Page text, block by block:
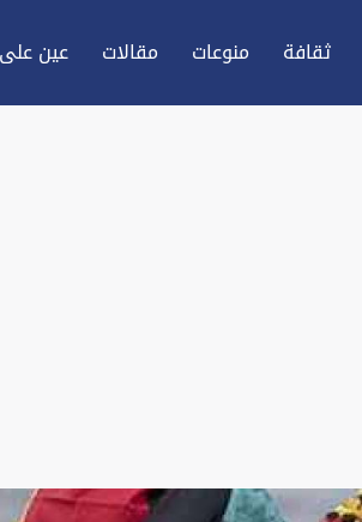
ثقافة منوعات مقالات عين